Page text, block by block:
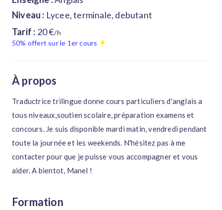
Niveau : Lycee, terminale, debutant
Tarif : 20 €/h
50% offert sur le 1er cours
À propos
Traductrice trilingue donne cours particuliers d'anglais a
tous niveaux,soutien scolaire, préparation examens et
concours. Je suis disponible mardi matin, vendredi pendant
toute la journée et les weekends. N'hésitez pas à me
contacter pour que je puisse vous accompagner et vous
aider. A bientot, Manel !
Formation